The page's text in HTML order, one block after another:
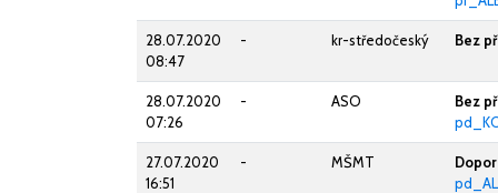
28.07.2020
08:47
- kr-středočeský Bez
28.07.2020
07:26
- ASO
Bez
27.07.2020
16:51
- MŠMT